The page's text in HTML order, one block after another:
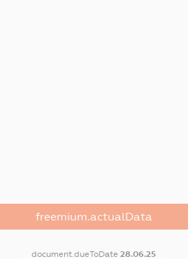
freemium.actualData
document.dueToDate28.06.25